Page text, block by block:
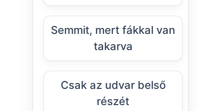
Semmit, mert fákkal van
takarva
Csak az udvar belső
részét